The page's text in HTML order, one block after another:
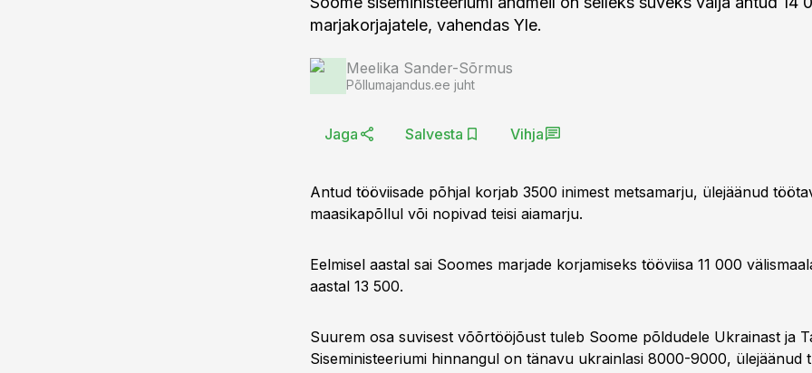
marjakorjajatele, vahendas Yle.
Meelika Sander-Sõrmus
Põllumajandus.ee juht
Jaga Salvesta Vihja
Antud tööviisade põhjal korjab 3500 inimest metsamarju, ülejäänud
maasikapõllul või nopivad teisi aiamarju.
Eelmisel aastal sai Soomes marjade korjamiseks tööviisa 11 000
aastal 13 500.
Suurem osa suvisest võõrtööjõust tuleb Soome põldudele Ukrainast ja
Siseministeeriumi hinnangul on tänavu ukrainlasi 8000-9000, ülejäänud